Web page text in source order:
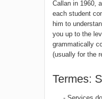
Callan in 1960,
each student
him to
you up to the
grammatically
(usually for the
Termes: